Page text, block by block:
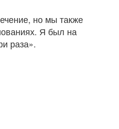
но мы также
Я был на
раза».